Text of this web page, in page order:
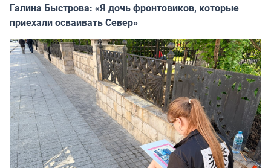
Галина Быстрова: «Я дочь фронтовиков, которые
приехали осваивать Север»